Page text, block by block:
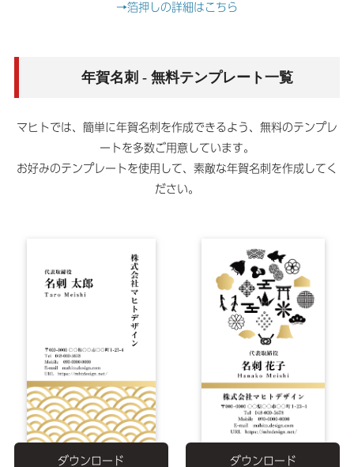
→箔押しの詳細はこちら
年賀名刺 - 無料テンプレート一覧
マヒトでは、簡単に年賀名刺を作成できるよう、無料のテンプレ
ートを多数ご用意しています。
お好みのテンプレートを使用して、素敵な年賀名刺を作成してく
ださい。
ダウンロード ダウンロード